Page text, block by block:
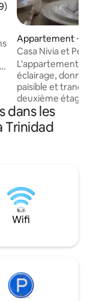
moyenne sur la
Appartement ⋅
Casa Nivia et
L'appartement
éclairage,
paisible et
deuxième étage
privée. Grand
extérieur, idéal
petites familles ! !
notre propriété.
générateur, pour
l'éclairage, la
ventilateurs, la
D'ÉLECTRICITÉ.
dans les
Trinidad
Wifi